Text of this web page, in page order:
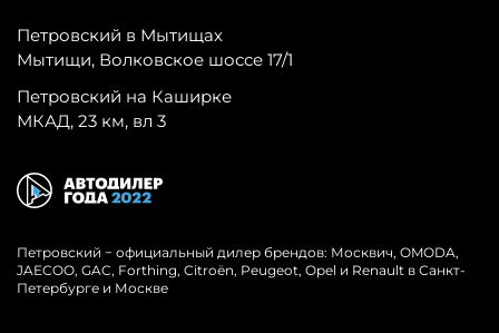
Петровский в Мытищах
Мытищи, Волковское шоссе 17/1
Петровский на Каширке
МКАД, 23 км, вл 3
Петровский − официальный дилер брендов: Москвич, OMODA,
JAECOO, GAC, Forthing, Citroёn, Peugeot, Opel и Renault в Санкт-
Петербурге и Москве